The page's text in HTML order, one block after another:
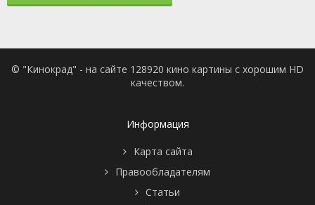
© "Кинокрад" - на сайте 128920 кино картины с хорошим HD
качеством.
Информация
Карта сайта
Правообладателям
Статьи